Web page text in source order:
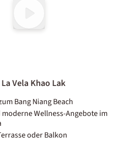
Vela Khao Lak
Bang Niang Beach
Wellness-Angebote im
oder Balkon